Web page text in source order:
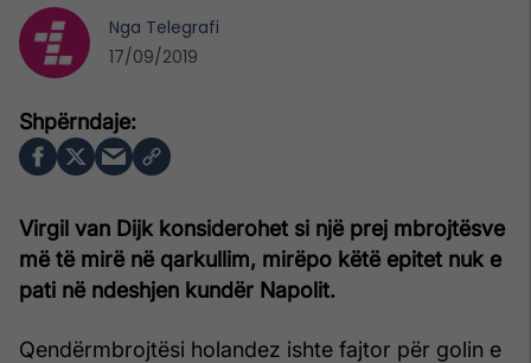
Virgil van Dijk konsiderohet si një prej mbrojtësve
më të mirë në qarkullim, mirëpo këtë epitet nuk e
pati në ndeshjen kundër Napolit.
Qendërmbrojtësi holandez ishte fajtor për golin e
Nga Telegrafi
17/09/2019